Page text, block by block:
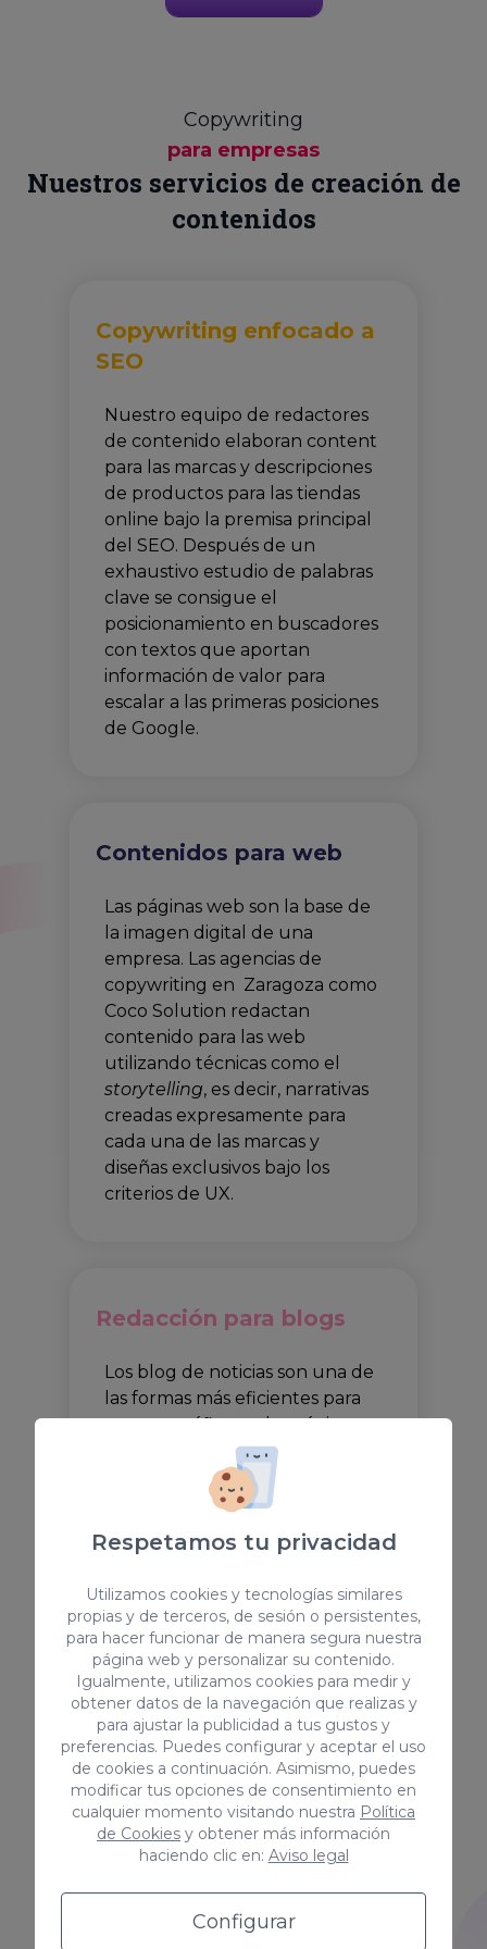
Respetamos tu privacidad
Utilizamos cookies y tecnologías similares
propias y de terceros, de sesión o persistentes,
para hacer funcionar de manera segura nuestra
página web y personalizar su contenido.
Igualmente, utilizamos cookies para medir y
obtener datos de la navegación que realizas y
para ajustar la publicidad a tus gustos y
preferencias. Puedes configurar y aceptar el uso
de cookies a continuación. Asimismo, puedes
modificar tus opciones de consentimiento en
cualquier momento visitando nuestra Política
de Cookies y obtener más información
haciendo clic en: Aviso legal
Configurar
Copywriting
para empresas
Nuestros servicios de creación de
contenidos
Copywriting enfocado a
SEO
Nuestro equipo de redactores
de contenido elaboran content
para las marcas y descripciones
de productos para las tiendas
online bajo la premisa principal
del SEO. Después de un
exhaustivo estudio de palabras
clave se consigue el
posicionamiento en buscadores
con textos que aportan
información de valor para
escalar a las primeras posiciones
de Google.
Contenidos para web
Las páginas web son la base de
la imagen digital de una
empresa. Las agencias de
copywriting en Zaragoza como
Coco Solution redactan
contenido para las web
utilizando técnicas como el
storytelling, es decir, narrativas
creadas expresamente para
cada una de las marcas y
diseñas exclusivos bajo los
criterios de UX.
Redacción para blogs
Los blog de noticias son una de
las formas más eficientes para
generar tráfico en las páginas
web con el fin de dar a conocer
los productos y servicios.
Confiar la redacción de este
tipo de contenido a nuestro
equipo es garantía de éxito. Son
tipo de contenido coorporativo
y de actualidad.
Copywriting técnico
Nuestros copywriters cuentan
con un expertise amplio y
saben manejarse en cualquier
sector. Son capaces de
desarrollar contenido de valor,